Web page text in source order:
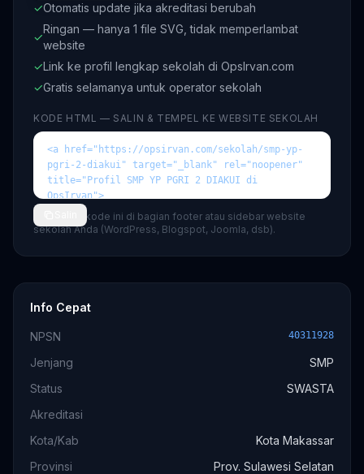
✓Otomatis update jika akreditasi berubah
✓
Ringan — hanya 1 file SVG, tidak memperlambat
website
✓Link ke profil lengkap sekolah di OpsIrvan.com
✓Gratis selamanya untuk operator sekolah
KODE HTML — SALIN & TEMPEL KE WEBSITE SEKOLAH
💡 Tempel kode ini di bagian footer atau sidebar website
sekolah Anda (WordPress, Blogspot, Joomla, dsb).
Info Cepat
NPSN 40311928
Jenjang
SMP
Status
SWASTA
Akreditasi
Kota/Kab
Kota Makassar
Provinsi
Prov. Sulawesi Selatan